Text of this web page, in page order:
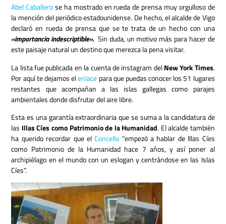
Abel Caballerose ha mostrado en rueda de prensa muy orgulloso de
la mención del periódico estadounidense. De hecho, el alcalde de Vigo
declaró en rueda de prensa que se te trata de un hecho con una
«importancia indescriptible». Sin duda, un motivo más para hacer de
este paisaje natural un destino que merezca la pena visitar.
La lista fue publicada en la cuenta de instagram delNew York Times.
Por aquí te dejamos elenlace para que puedas conocer los 51 lugares
restantes que acompañan a las islas gallegas como parajes
ambientales donde disfrutar del aire libre.
Esta es una garantía extraordinaria que se suma a la candidatura de
las Illas Cíes como Patrimonio de la Humanidad. El alcalde también
ha querido recordar que elConcello “empezó a hablar de Illas Cíes
como Patrimonio de la Humanidad hace 7 años, y así poner al
archipiélago en el mundo con un eslogan y centrándose en las Islas
Cíes”.